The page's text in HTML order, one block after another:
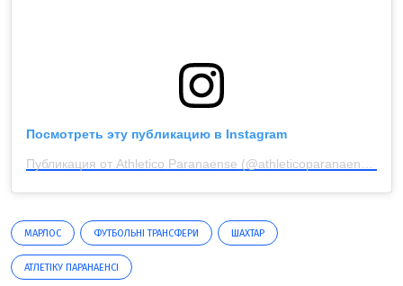
Посмотреть эту публикацию в Instagram
МАРЛОС ФУТБОЛЬНІ ТРАНСФЕРИ ШАХТАР
АТЛЕТІКУ ПАРАНАЕНСІ